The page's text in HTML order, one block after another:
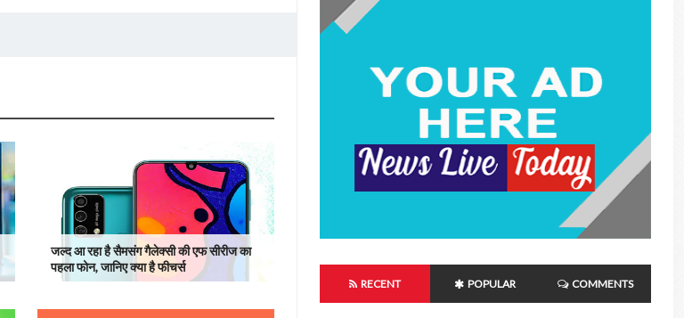
जल्द आ रहा है सैमसंग गैलेक्सी की एफ सीरीज का
पहला फोन, जानिए क्या है फीचर्स
RECENT POPULAR COMMENTS